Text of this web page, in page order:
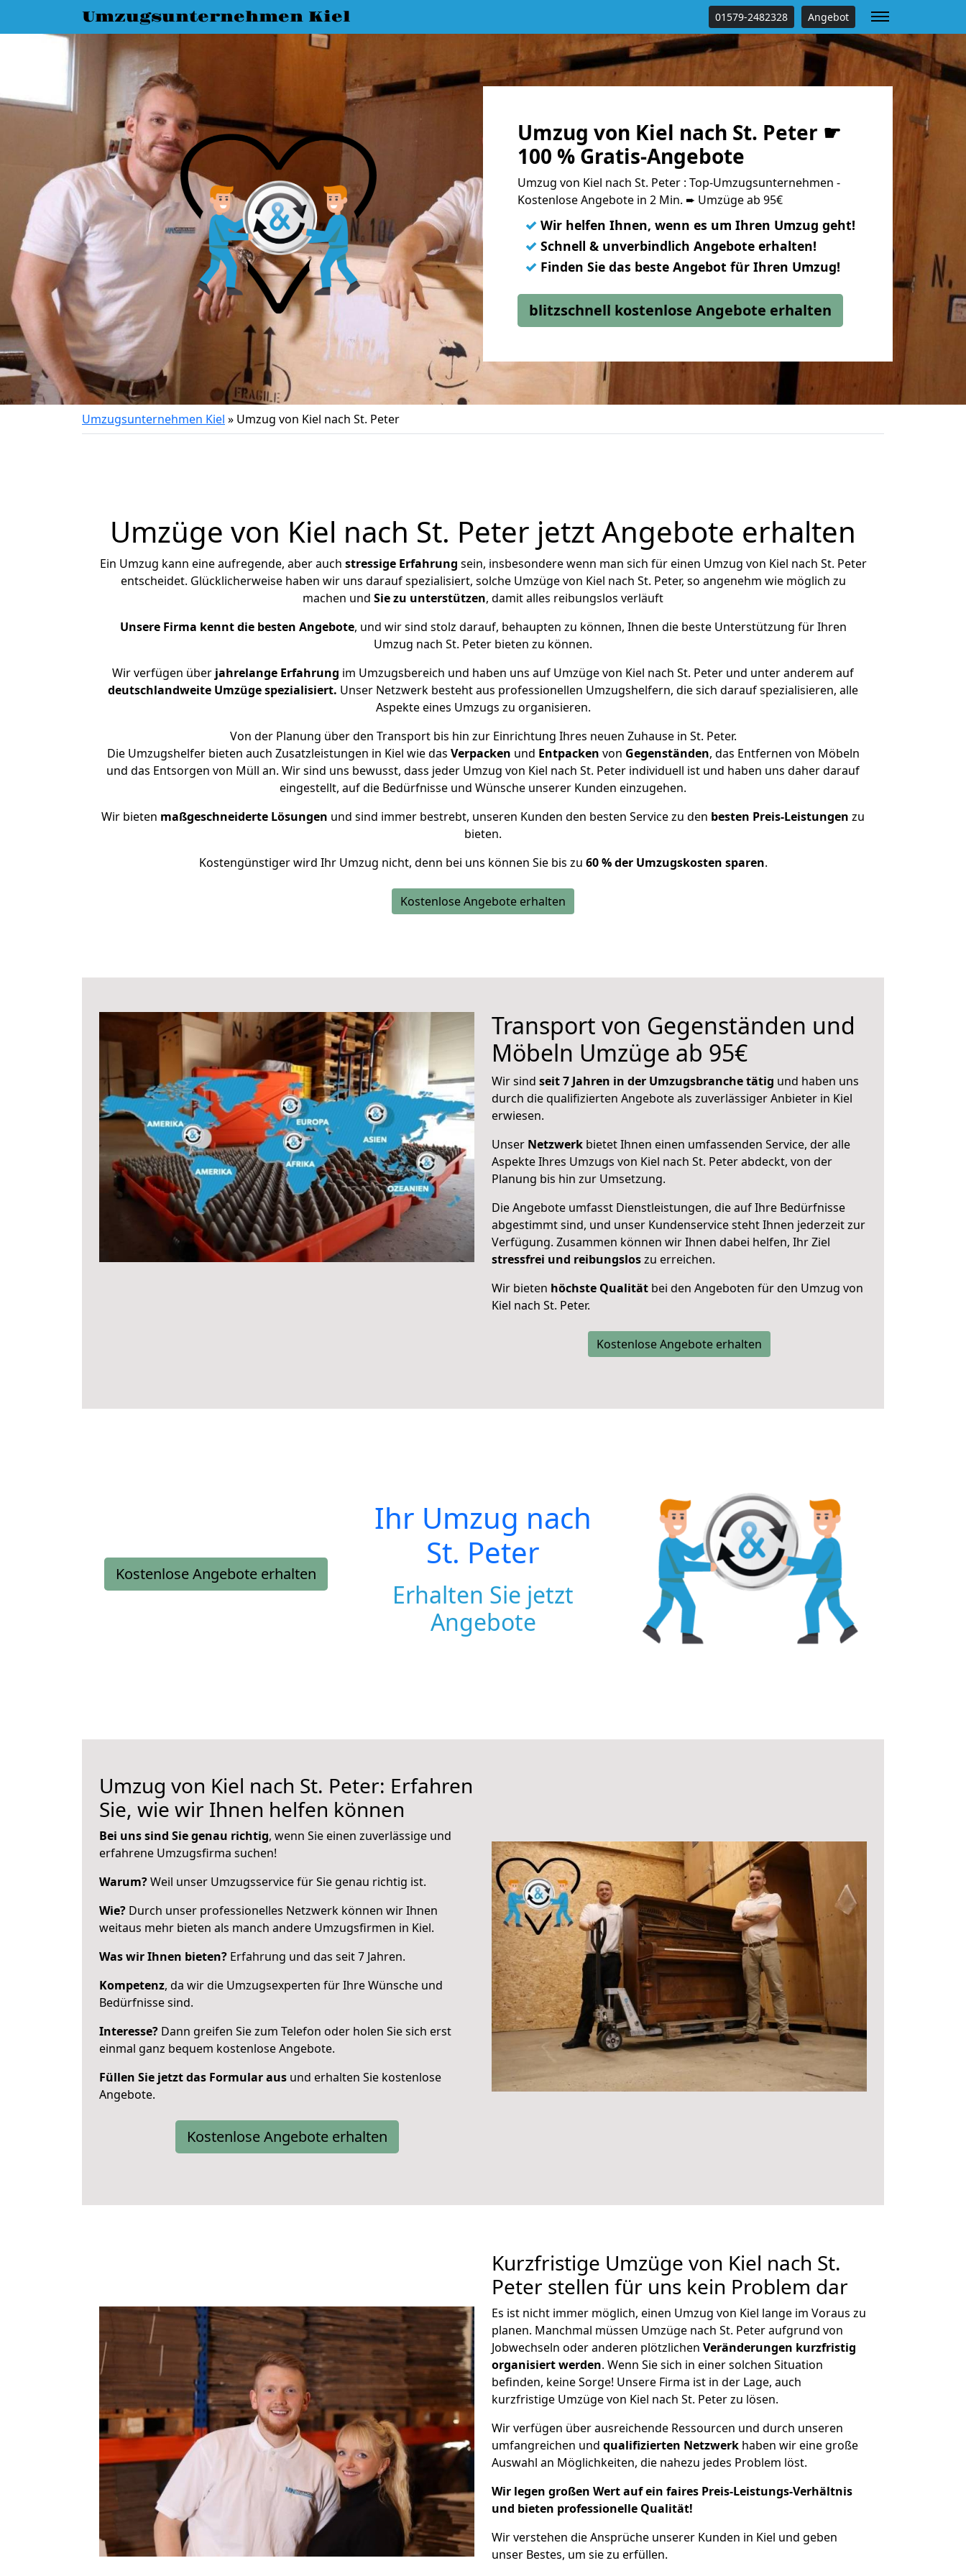
Umzugsunternehmen Kiel 01579-2482328 Angebot
Umzug von Kiel nach St. Peter ☛
100 % Gratis-Angebote
Umzug von Kiel nach St. Peter : Top-Umzugsunternehmen -
Kostenlose Angebote in 2 Min. ➨ Umzüge ab 95€
✓ Wir helfen Ihnen, wenn es um Ihren Umzug geht!
✓ Schnell & unverbindlich Angebote erhalten!
✓ Finden Sie das beste Angebot für Ihren Umzug!
blitzschnell kostenlose Angebote erhalten
Umzugsunternehmen Kiel » Umzug von Kiel nach St. Peter
Umzüge von Kiel nach St. Peter jetzt Angebote erhalten
Ein Umzug kann eine aufregende, aber auch stressige Erfahrung sein, insbesondere wenn man sich für einen Umzug von Kiel nach St. Peter
entscheidet. Glücklicherweise haben wir uns darauf spezialisiert, solche Umzüge von Kiel nach St. Peter, so angenehm wie möglich zu
machen und Sie zu unterstützen, damit alles reibungslos verläuft
Unsere Firma kennt die besten Angebote, und wir sind stolz darauf, behaupten zu können, Ihnen die beste Unterstützung für Ihren
Umzug nach St. Peter bieten zu können.
Wir verfügen über jahrelange Erfahrung im Umzugsbereich und haben uns auf Umzüge von Kiel nach St. Peter und unter anderem auf
deutschlandweite Umzüge spezialisiert. Unser Netzwerk besteht aus professionellen Umzugshelfern, die sich darauf spezialisieren, alle
Aspekte eines Umzugs zu organisieren.
Von der Planung über den Transport bis hin zur Einrichtung Ihres neuen Zuhause in St. Peter.
Die Umzugshelfer bieten auch Zusatzleistungen in Kiel wie das Verpacken und Entpacken von Gegenständen, das Entfernen von Möbeln
und das Entsorgen von Müll an. Wir sind uns bewusst, dass jeder Umzug von Kiel nach St. Peter individuell ist und haben uns daher darauf
eingestellt, auf die Bedürfnisse und Wünsche unserer Kunden einzugehen.
Wir bieten maßgeschneiderte Lösungen und sind immer bestrebt, unseren Kunden den besten Service zu den besten Preis-Leistungen zu
bieten.
Kostengünstiger wird Ihr Umzug nicht, denn bei uns können Sie bis zu 60 % der Umzugskosten sparen.
Kostenlose Angebote erhalten
Transport von Gegenständen und
Möbeln Umzüge ab 95€
Wir sind seit 7 Jahren in der Umzugsbranche tätig und haben uns
durch die qualifizierten Angebote als zuverlässiger Anbieter in Kiel
erwiesen.
Unser Netzwerk bietet Ihnen einen umfassenden Service, der alle
Aspekte Ihres Umzugs von Kiel nach St. Peter abdeckt, von der
Planung bis hin zur Umsetzung.
Die Angebote umfasst Dienstleistungen, die auf Ihre Bedürfnisse
abgestimmt sind, und unser Kundenservice steht Ihnen jederzeit zur
Verfügung. Zusammen können wir Ihnen dabei helfen, Ihr Ziel
stressfrei und reibungsloszu erreichen.
Wir bieten höchste Qualität bei den Angeboten für den Umzug von
Kiel nach St. Peter.
Kostenlose Angebote erhalten
Kostenlose Angebote erhalten
Ihr Umzug nach
St. Peter
Erhalten Sie jetzt
Angebote
Umzug von Kiel nach St. Peter: Erfahren
Sie, wie wir Ihnen helfen können
Bei uns sind Sie genau richtig, wenn Sie einen zuverlässige und
erfahrene Umzugsfirma suchen!
Warum?Weil unser Umzugsservice für Sie genau richtig ist.
Wie? Durch unser professionelles Netzwerk können wir Ihnen
weitaus mehr bieten als manch andere Umzugsfirmen in Kiel.
Was wir Ihnen bieten? Erfahrung und das seit 7 Jahren.
Kompetenz, da wir die Umzugsexperten für Ihre Wünsche und
Bedürfnisse sind.
Interesse? Dann greifen Sie zum Telefon oder holen Sie sich erst
einmal ganz bequem kostenlose Angebote.
Füllen Sie jetzt das Formular aus und erhalten Sie kostenlose
Angebote.
Kostenlose Angebote erhalten
Kurzfristige Umzüge von Kiel nach St.
Peter stellen für uns kein Problem dar
Es ist nicht immer möglich, einen Umzug von Kiel lange im Voraus zu
planen. Manchmal müssen Umzüge nach St. Peter aufgrund von
Jobwechseln oder anderen plötzlichen Veränderungen kurzfristig
organisiert werden. Wenn Sie sich in einer solchen Situation
befinden, keine Sorge! Unsere Firma ist in der Lage, auch
kurzfristige Umzüge von Kiel nach St. Peter zu lösen.
Wir verfügen über ausreichende Ressourcen und durch unseren
umfangreichen und qualifizierten Netzwerk haben wir eine große
Auswahl an Möglichkeiten, die nahezu jedes Problem löst.
Wir legen großen Wert auf ein faires Preis-Leistungs-Verhältnis
und bieten professionelle Qualität!
Wir verstehen die Ansprüche unserer Kunden in Kiel und geben
unser Bestes, um sie zu erfüllen.